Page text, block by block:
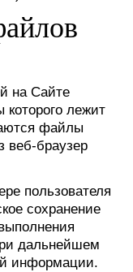
на Сайте
которого лежит
файлы
веб-браузер
пользователя
сохранение
дальнейшем
информации.